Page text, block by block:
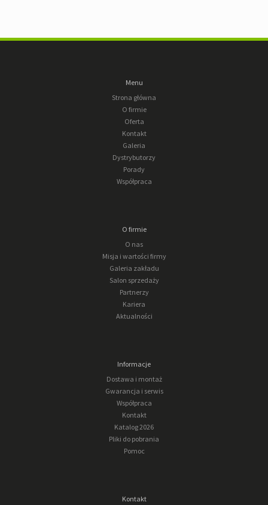
Menu
Strona główna
O firmie
Oferta
Kontakt
Galeria
Dystrybutorzy
Porady
Współpraca
O firmie
O nas
Misja i wartości firmy
Galeria zakładu
Salon sprzedaży
Partnerzy
Kariera
Aktualności
Informacje
Dostawa i montaż
Gwarancja i serwis
Współpraca
Kontakt
Katalog 2026
Pliki do pobrania
Pomoc
Kontakt